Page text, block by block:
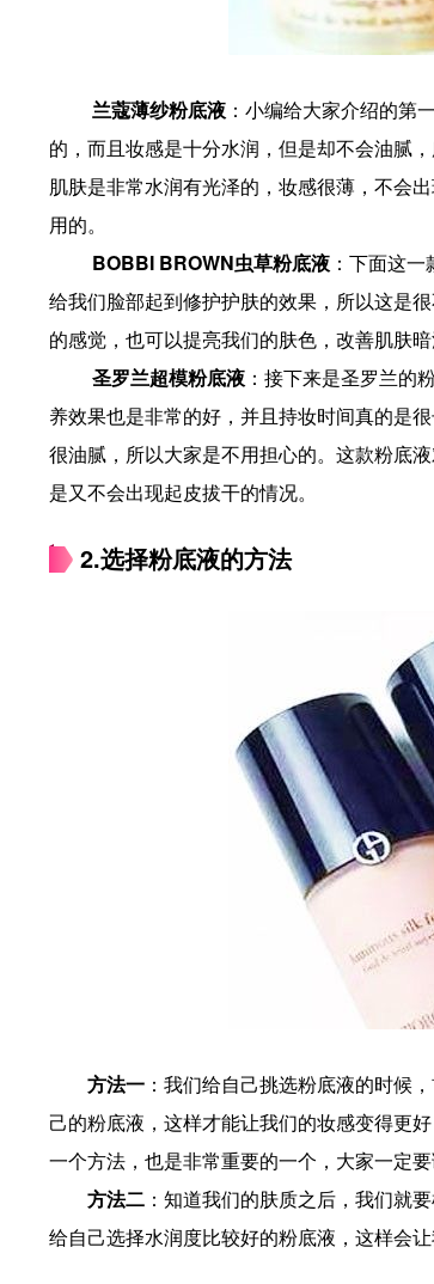
兰蔻薄纱粉底液 ：小编给大家介绍的第
的，而且妆感是十分水润，但是却不会油腻
肌肤是非常水润有光泽的，妆感很薄，不会
用的。
BOBBI BROWN虫草粉底液 ：下面这
给我们脸部起到修护护肤的效果，所以这是
的感觉，也可以提亮我们的肤色，改善肌肤
圣罗兰超模粉底液 ：接下来是圣罗兰的
养效果也是非常的好，并且持妆时间真的是
很油腻，所以大家是不用担心的。这款粉底
是又不会出现起皮拔干的情况。
2.选择粉底液的方法
方法一 ：我们给自己挑选粉底液的时候
己的粉底液，这样才能让我们的妆感变得更
一个方法，也是非常重要的一个，大家一定
方法二 ：知道我们的肤质之后，我们就
给自己选择水润度比较好的粉底液，这样会